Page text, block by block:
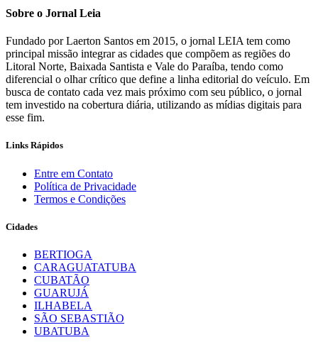
Sobre o Jornal Leia
Fundado por Laerton Santos em 2015, o jornal LEIA tem como
principal missão integrar as cidades que compõem as regiões do
Litoral Norte, Baixada Santista e Vale do Paraíba, tendo como
diferencial o olhar crítico que define a linha editorial do veículo. Em
busca de contato cada vez mais próximo com seu público, o jornal
tem investido na cobertura diária, utilizando as mídias digitais para
esse fim.
Links Rápidos
Entre em Contato
Política de Privacidade
Termos e Condições
Cidades
BERTIOGA
CARAGUATATUBA
CUBATÃO
GUARUJÁ
ILHABELA
SÃO SEBASTIÃO
UBATUBA